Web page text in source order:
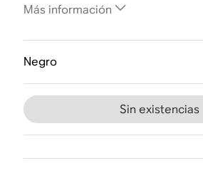
Más información
Negro
Sin existencias